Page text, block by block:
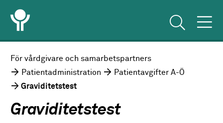
För vårdgivare och samarbetspartners
Patientadministration
Patientavgifter A-Ö
Graviditetstest
Graviditetstest